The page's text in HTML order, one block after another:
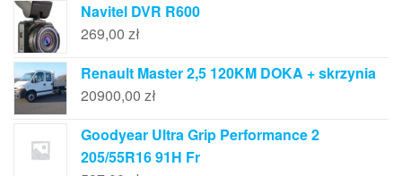
Navitel DVR R600
269,00 zł
Renault Master 2,5 120KM DOKA + skrzynia
20900,00 zł
Goodyear Ultra Grip Performance 2
205/55R16 91H Fr